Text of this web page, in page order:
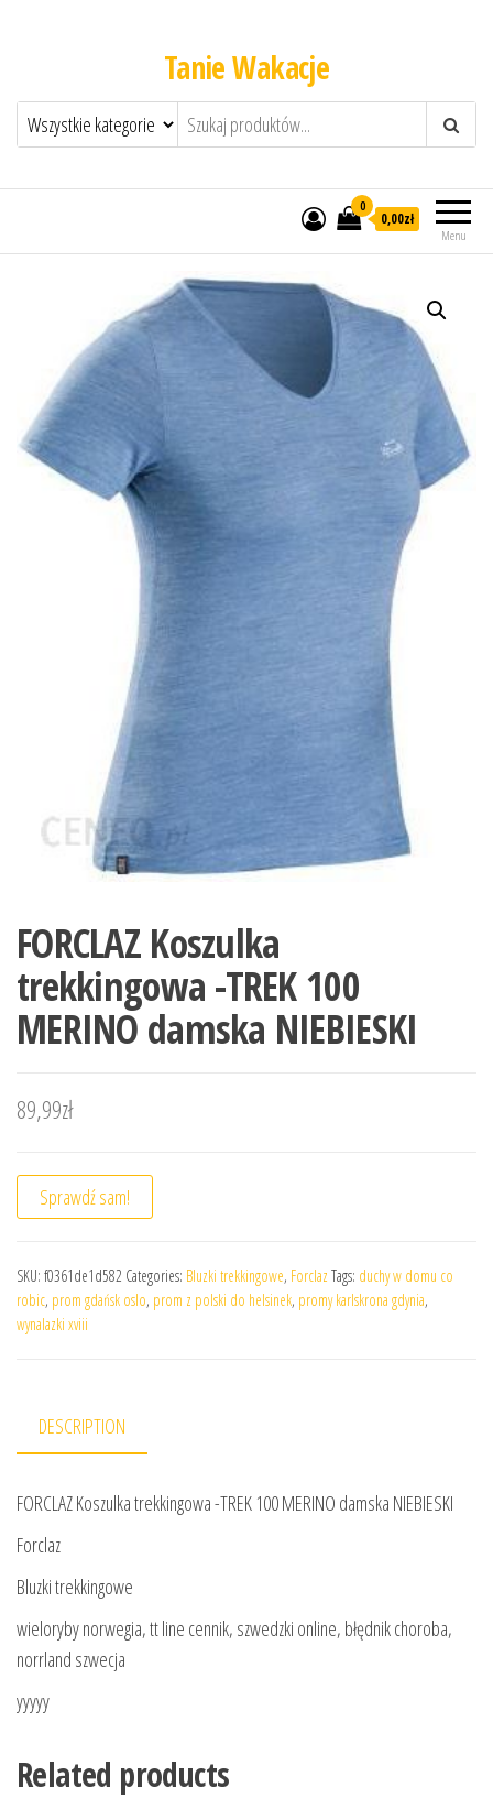
Tanie Wakacje
Menu
0
0,00zł
FORCLAZ Koszulka
trekkingowa -TREK 100
MERINO damska NIEBIESKI
89,99zł
Sprawdź sam!
SKU: f0361de1d582 Categories: Bluzki trekkingowe, Forclaz Tags: duchy w domu co
robic, prom gdańsk oslo, prom z polski do helsinek, promy karlskrona gdynia,
wynalazki xviii
DESCRIPTION
FORCLAZ Koszulka trekkingowa -TREK 100 MERINO damska NIEBIESKI
Forclaz
Bluzki trekkingowe
wieloryby norwegia, tt line cennik, szwedzki online, błędnik choroba,
norrland szwecja
yyyyy
Related products